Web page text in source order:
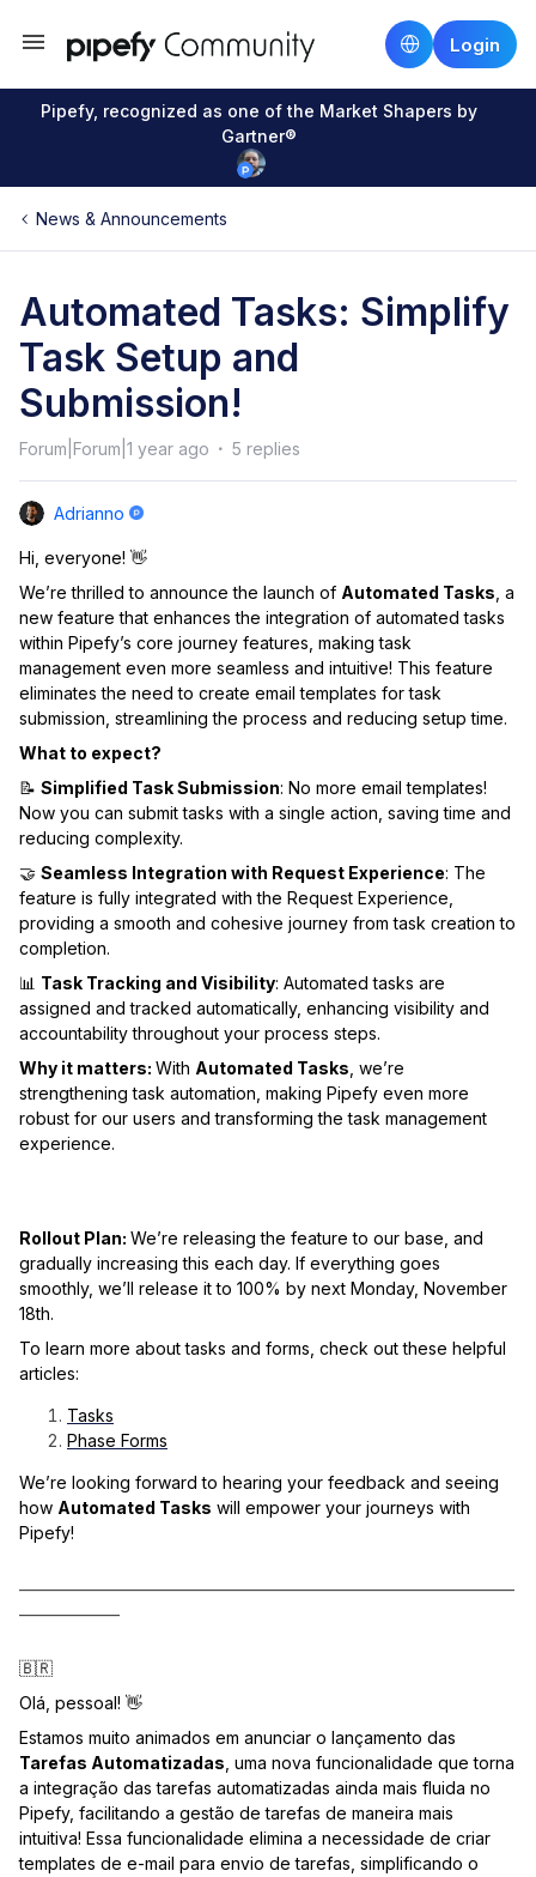
Login
Pipefy, recognized as one of the Market Shapers by
Gartner®
News & Announcements
Automated Tasks: Simplify
Task Setup and
Submission!
Forum|Forum|1 year ago 5 replies
Adrianno
Hi, everyone! 👋
We’re thrilled to announce the launch of Automated Tasks , a
new feature that enhances the integration of automated tasks
within Pipefy’s core journey features, making task
management even more seamless and intuitive! This feature
eliminates the need to create email templates for task
submission, streamlining the process and reducing setup time.
What to expect?
📝 Simplified Task Submission: No more email templates!
Now you can submit tasks with a single action, saving time and
reducing complexity.
🤝 Seamless Integration with Request Experience: The
feature is fully integrated with the Request Experience,
providing a smooth and cohesive journey from task creation to
completion.
📊 Task Tracking and Visibility: Automated tasks are
assigned and tracked automatically, enhancing visibility and
accountability throughout your process steps.
Why it matters: With Automated Tasks , we’re
strengthening task automation, making Pipefy even more
robust for our users and transforming the task management
experience.
Rollout Plan: We’re releasing the feature to our base, and
gradually increasing this each day. If everything goes
smoothly, we’ll release it to 100% by next Monday, November
18th.
To learn more about tasks and forms, check out these helpful
articles:
Tasks
Phase Forms
We’re looking forward to hearing your feedback and seeing
how Automated Tasks will empower your journeys with
Pipefy!
🇧🇷
Olá, pessoal! 👋
Estamos muito animados em anunciar o lançamento das
Tarefas Automatizadas , uma nova funcionalidade que torna
a integração das tarefas automatizadas ainda mais fluida no
Pipefy, facilitando a gestão de tarefas de maneira mais
intuitiva! Essa funcionalidade elimina a necessidade de criar
templates de e-mail para envio de tarefas, simplificando o